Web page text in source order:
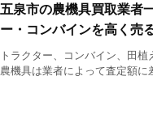
五泉市の農機具買取業者
ー・コンバインを高く売
トラクター、コンバイン、田
農機具は業者によって査定額に